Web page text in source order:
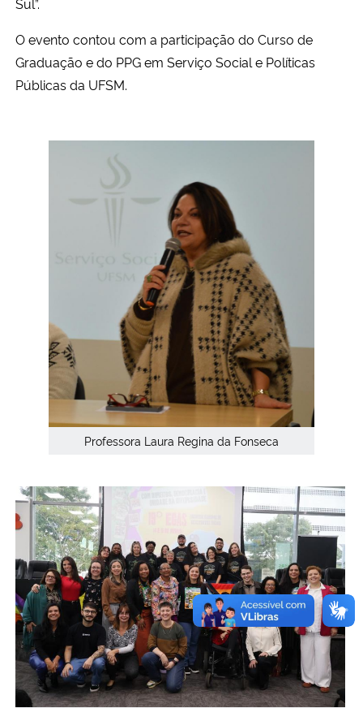
Gabinete de Segurança Institucional
O evento contou com a participação do Curso de
Graduação e do PPG em Serviço Social e Políticas
Públicas da UFSM.
Professora Laura Regina da Fonseca